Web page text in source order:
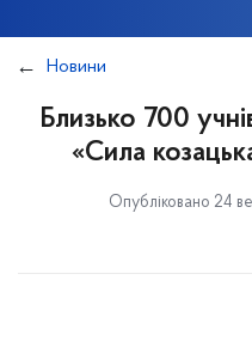
Новини
Близько 700
«Сила
Опубліковано 24